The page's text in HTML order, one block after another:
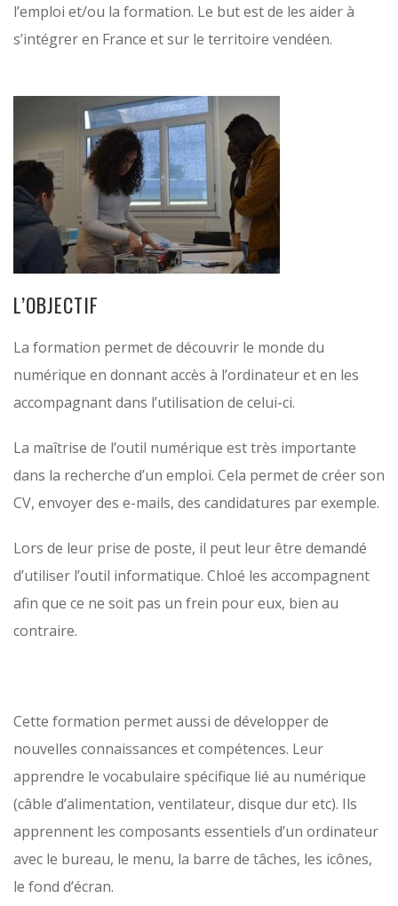
l’emploi et/ou la formation. Le but est de les aider à
s’intégrer en France et sur le territoire vendéen.
L’OBJECTIF
La formation permet de découvrir le monde du
numérique en donnant accès à l’ordinateur et en les
accompagnant dans l’utilisation de celui-ci.
La maîtrise de l’outil numérique est très importante
dans la recherche d’un emploi. Cela permet de créer son
CV, envoyer des e-mails, des candidatures par exemple.
Lors de leur prise de poste, il peut leur être demandé
d’utiliser l’outil informatique. Chloé les accompagnent
afin que ce ne soit pas un frein pour eux, bien au
contraire.
Cette formation permet aussi de développer de
nouvelles connaissances et compétences. Leur
apprendre le vocabulaire spécifique lié au numérique
(câble d’alimentation, ventilateur, disque dur etc). Ils
apprennent les composants essentiels d’un ordinateur
avec le bureau, le menu, la barre de tâches, les icônes,
le fond d’écran.